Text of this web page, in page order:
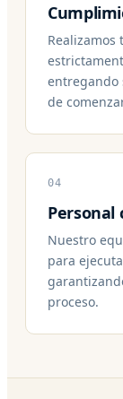
entregando
de
04
Personal
Nuestro
para
proceso.